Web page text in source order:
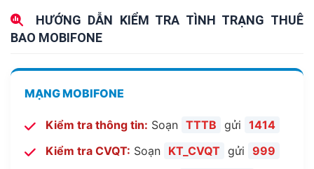
HƯỚNG DẪN KIỂM TRA TÌNH TRẠNG THUÊ
BAO MOBIFONE
MẠNG MOBIFONE
Kiểm tra thông tin: Soạn TTTB gửi 1414
Kiểm tra CVQT: Soạn KT_CVQT gửi 999